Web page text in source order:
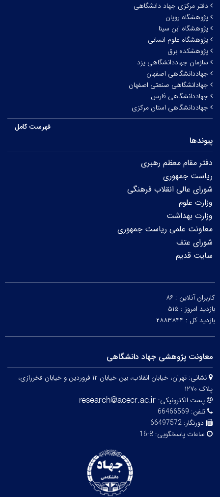
دفتر مرکزی جهاد دانشگاهی
پژوهشگاه رویان
پژوهشگاه ابن سینا
پژوهشگاه علوم انسانی
پژوهشکده برق
سازمان جهاددانشگاهی یزد
جهاددانشگاهی اصفهان
جهادانشگاهی صنعتی اصفهان
جهاددانشگاهی فارس
جهاددانشگاهی استان مرکزی
فهرست کامل
پیوندها
دفتر مقام معظم رهبری
ریاست جمهوری
شورای عالی انقلاب فرهنگی
وزارت علوم
وزارت بهداشت
معاونت علمی ریاست جمهوری
شورای عتف
سایت قدیم
کاربران آنلاین : ۸۶
بازدید امروز : ۵۱۵
بازدید کل : ۲۸۸۳۸۴۴
معاونت پژوهشی جهاد دانشگاهی
نشانی:
تهران، خیابان انقلاب، بین خیابان ۱۲ فروردین و خیابان فخررازی،
پلاک ۱۲۷۰
پست الکترونیکی:
تلفن: 66466569
دورنگار: 66497572
ساعات پاسخگویی: 8-16